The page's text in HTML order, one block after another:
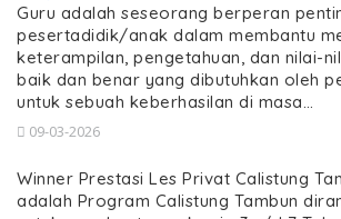
Guru adalah seseorang berperan
pesertadidik/anak dalam membantu
keterampilan, pengetahuan, dan nilai-
baik dan benar yang dibutuhkan oleh
untuk sebuah keberhasilan di masa…
09-03-2026
Winner Prestasi Les Privat Calistung
adalah Program Calistung Tambun